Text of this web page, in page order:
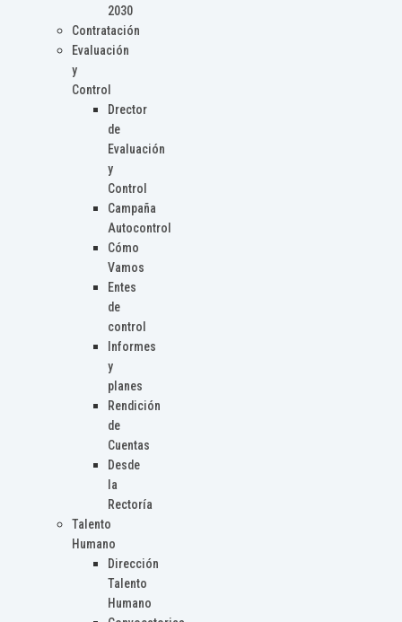
2030
Contratación
Evaluación
y
Control
Drector
de
Evaluación
y
Control
Campaña
Autocontrol
Cómo
Vamos
Entes
de
control
Informes
y
planes
Rendición
de
Cuentas
Desde
la
Rectoría
Talento
Humano
Dirección
Talento
Humano